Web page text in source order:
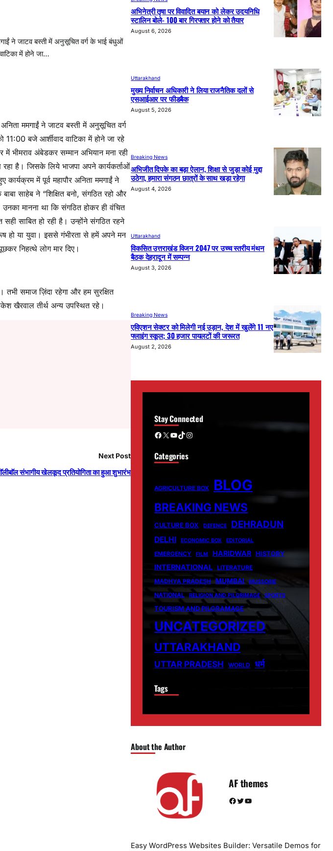
ने जाटव बस्ती में अनुसूचित वर्ग के भाई बंधुओं
में होने जा…
ममगाईं ने जाटव बस्ती में अनुसूचित वर्ग
बजे आर्शीवाद वाटिका में होने जा रहे
अंबेडकर सम्मान अभियान मना रही
है। जिसके लिये भाजपा अपने कार्यकर्ताओं
में पूर्व महापौर अनिता ममगाईं ने
साहेब ने “शिक्षित बनो, संगठित रहो और
मानना था कि संगठित होकर ही वंचित
साबित हो रही है। उन्होंने संगठित रहने
हो या युवा। इससे गंभीरता से हमें अपने मन
निहत्थे लोग मार दिए।
तभी समाज ज़िंदा रहेगा और हम सुरक्षित
खैरवाल तीर्थ अन्य उपस्थित रहे।
Next Post
संभागीय खेलकूद प्रतियोगिता का हुआ शुभारंभ
अभिनेत्री तृषा पर विवादित बयान को लेकर उदयनिधि
स्टालिन बोले- 100 बार गिरफ्तार होने को तैयार
August 6, 2026
Uttarakhand
मुख्य निर्वाचन अधिकारी ने लिया राजनैतिक दलों से
एसआईआर पर फीडबैक
August 5, 2026
Breaking News
अभिजीत दिपके का बड़ा ऐलान, शिक्षा से जुड़ा कोई मुद्दा
उठेगा, हमारा संगठन छात्रों के साथ खड़ा रहेगा
August 4, 2026
Uttarakhand
विकसित उत्तराखंड विजन 2047 पर उच्च स्तरीय मंथन
बैठक देहरादून में सम्पन्न
August 3, 2026
Breaking News
एविएशन सेक्टर को मिलेगी नई उड़ान, देश में खुलेंगे 11 नए
फ्लाइंग स्कूल; 30 हजार पायलटों की जरूरत
August 2, 2026
Stay Connected
Facebook X YouTube TikTok Instagram
Categories
AGRICULTURE BOX BLOG
BREAKING NEWS
CULTURE BOX DEFENCE DEHRADUN
DELHI ECONOMIC BOX EDITORIAL
EMERGENCY FILM HARIDWAR HISTORY
INTERNATIONAL
LITERATURE
MADHYA PRADESH MUMBAI MUSSORIE
NATIONAL RELIGION AND PILGRIMAGE SPORTS
TOURISM AND PILGRAMAGE
UNCATEGORIZED
UTTARAKHAND
UTTAR PRADESH WORLD धर्म
Tags
About the Author
AF themes
Facebook Twitter YouTube
Easy WordPress Websites Builder: Versatile Demos for